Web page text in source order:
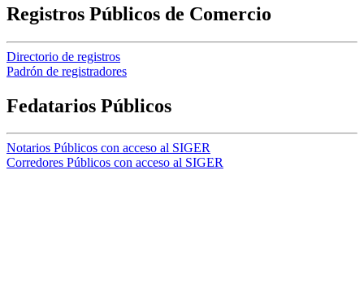
Registros Públicos de Comercio
Directorio de registros
Padrón de registradores
Fedatarios Públicos
Notarios Públicos con acceso al SIGER
Corredores Públicos con acceso al SIGER